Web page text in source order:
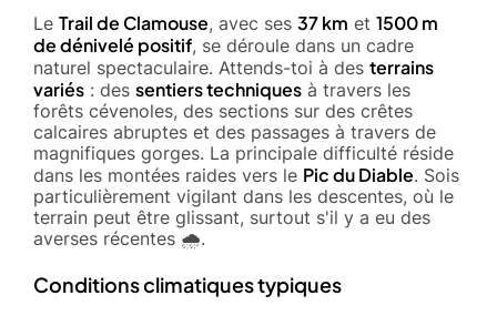
Le Trail de Clamouse, avec ses 37 km et 1500 m
de dénivelé positif, se déroule dans un cadre
naturel spectaculaire. Attends-toi à des terrains
variés : des sentiers techniques à travers les
forêts cévenoles, des sections sur des crêtes
calcaires abruptes et des passages à travers de
magnifiques gorges. La principale difficulté réside
dans les montées raides vers le Pic du Diable. Sois
particulièrement vigilant dans les descentes, où le
terrain peut être glissant, surtout s'il y a eu des
averses récentes 🌧️.
Conditions climatiques typiques